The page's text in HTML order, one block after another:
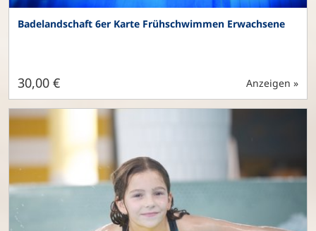
Badelandschaft 6er Karte Frühschwimmen Erwachsene
30,00 € Anzeigen »